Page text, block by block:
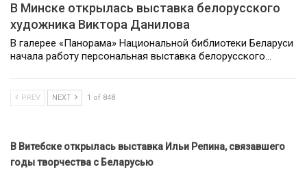
В Минске открылась выставка белорусского
художника Виктора Данилова
В галерее «Панорама» Национальной библиотеки Беларуси
начала работу персональная выставка белорусского…
PREV NEXT 1 of 848
В Витебске открылась выставка Ильи Репина, связавшего
годы творчества с Беларусью